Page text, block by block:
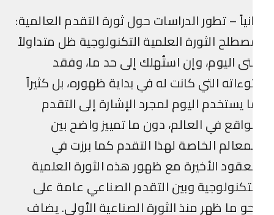
– تطور الدراسات حول ثورة التقدم العالمية:
الثورة العلمية التكنولوجية ظل متداولاً
اليوم، وإن استُهلك إلى حد ما، وفقد
التي كانت له في بداية ظهوره، بل كثيراً
يستخدم اليوم لمجرد الإشارة إلى التقدم
في العالم، دون ما تمييز واضح بين
الخاصة لهذا التقدم كما برزت في
الأخيرة مع ظهور هذه الثورة العلمية
وبين التقدم الصناعي عامة على
ما ظهر منذ الثورة الصناعية الأولى. يضاف